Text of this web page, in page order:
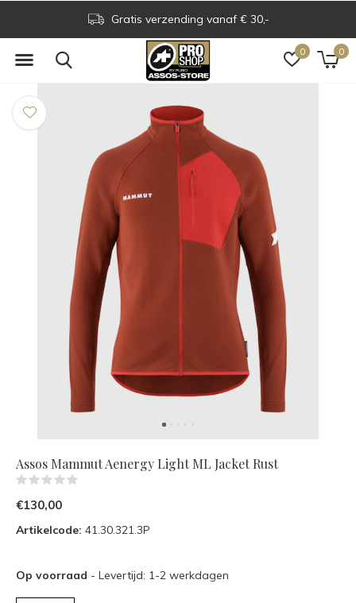
0 0
Gratis verzending vanaf € 30,-
Assos Mammut Aenergy Light ML Jacket Rust
€130,00
Artikelcode: 41.30.321.3P
Op voorraad - Levertijd: 1-2 werkdagen